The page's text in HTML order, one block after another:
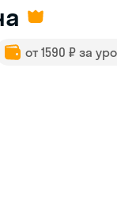
от 1590 ₽ за